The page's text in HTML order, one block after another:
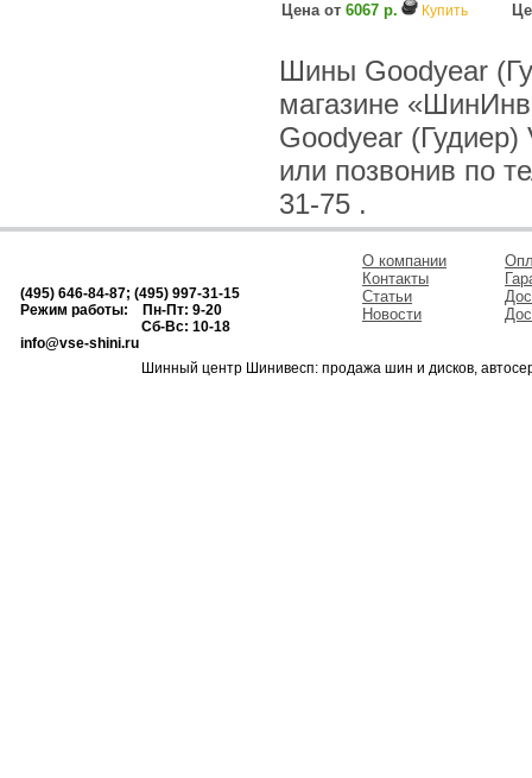
Цена от 6067 р. Купить
Шины Goodyear
магазине
Goodyear
или позвонив по
31-75 .
(495) 646-84-87; (495) 997-31-15
Режим работы: Пн-Пт: 9-20
Сб-Вс: 10-18
info@vse-shini.ru
О компании
Контакты
Статьи
Новости
Шинный центр Шинивесп: продажа шин и дисков,